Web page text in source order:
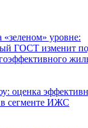
«зеленом» уровне:
ГОСТ изменит
оценка
сегменте ИЖС